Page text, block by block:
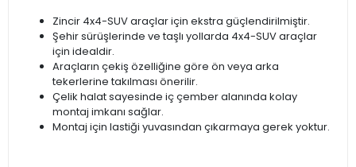
Zincir 4x4-SUV araçlar için ekstra güçlendirilmiştir.
Şehir sürüşlerinde ve taşlı yollarda 4x4-SUV araçlar
için idealdir.
Araçların çekiş özelliğine göre ön veya arka
tekerlerine takılması önerilir.
Çelik halat sayesinde iç çember alanında kolay
montaj imkanı sağlar.
Montaj için lastiği yuvasından çıkarmaya gerek yoktur.